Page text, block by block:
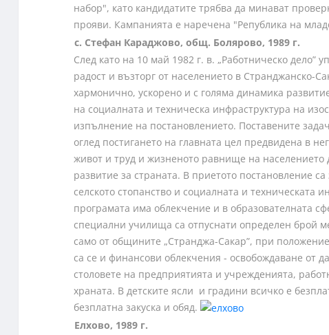
набор", като кандидатите трябва да минават
прояви. Кампанията е наречена "Република на
с. Стефан Караджово, общ. Болярово, 1989 г.
След като на 10 май 1982 г. в. „Работническо дело”
радост и възторг от населението в Странджанско-
хармонично, ускорено и с голяма динамика
на социалната и техническа инфраструктура на
изпълнение на постановлението. Поставените
оглед постигането на главната цел предвидена в
живот и труд и жизненото равнище на
развитие за страната. В приетото постановление
селското стопанство и социалната и
програмата има облекчение и в образователната
специални училища са отпуснати определен брой
само от общините „Странджа-Сакар”, при
са се и финансови облекчения - освобождаване от
столовете на предприятията и учрежденията,
храната. В детските ясли и градини всичко е
безплатна закуска и обяд.
Елхово, 1989 г.